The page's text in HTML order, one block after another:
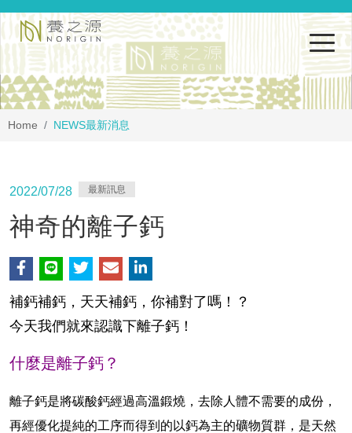
Home NEWS最新消息
2022/07/28 最新訊息
神奇的離子鈣
補鈣補鈣，天天補鈣，你補對了嗎！？
今天我們就來認識下離子鈣！
什麼是離子鈣？
離子鈣是將碳酸鈣經過高溫鍛燒，去除人體不需要的成份，
再經優化提純的工序而得到的以鈣為主的礦物質群，是天然